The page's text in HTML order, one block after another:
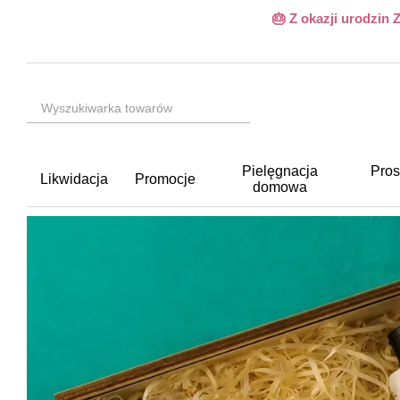
🎂 Z okazji urodzin
Likwidacja Promocje
Pielęgnacja
domowa